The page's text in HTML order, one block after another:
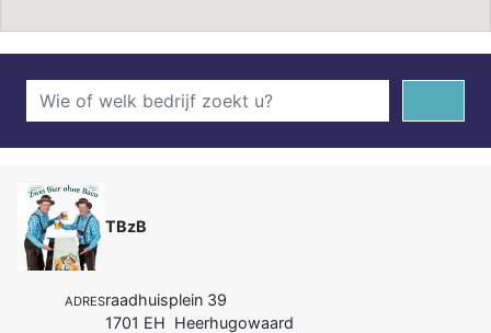
TBzB
ADRESraadhuisplein 39
1701 EH Heerhugowaard